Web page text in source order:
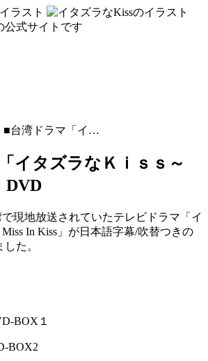
公式サイトです
■台湾ドラマ「イ…
イタズラなＫｉｓｓ～
DVD
で現地放送されていたテレビドラマ「イ
In Kiss」が日本語字幕/吹替つきの
た。
BOX１
BOX2